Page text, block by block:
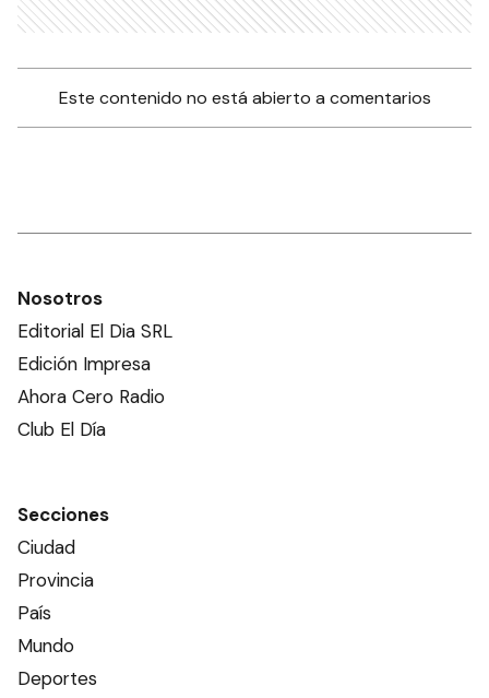
Este contenido no está abierto a comentarios
Nosotros
Editorial El Dia SRL
Edición Impresa
Ahora Cero Radio
Club El Día
Secciones
Ciudad
Provincia
País
Mundo
Deportes